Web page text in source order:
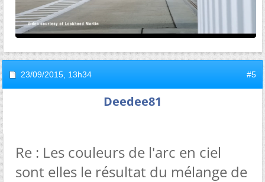
23/09/2015, 13h34 #5
Deedee81
Re : Les couleurs de l'arc en ciel
sont elles le résultat du mélange de